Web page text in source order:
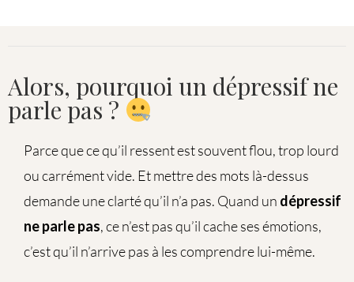
Alors, pourquoi un dépressif ne
parle pas​​ ?
Parce que ce qu’il ressent est souvent flou, trop lourd
ou carrément vide. Et mettre des mots là-dessus
demande une clarté qu’il n’a pas. Quand un dépressif
ne parle pas​, ce n’est pas qu’il cache ses émotions,
c’est qu’il n’arrive pas à les comprendre lui-même.